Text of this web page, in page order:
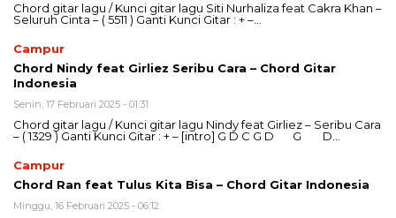
Chord gitar lagu / Kunci gitar lagu Siti Nurhaliza feat Cakra Khan –
Seluruh Cinta – ( 5511 ) Ganti Kunci Gitar : + –…
Campur
Chord Nindy feat Girliez Seribu Cara – Chord Gitar
Indonesia
Senin, 17 Februari 2025 - 01:31
Chord gitar lagu / Kunci gitar lagu Nindy feat Girliez – Seribu Cara
– ( 1329 ) Ganti Kunci Gitar : + – [intro] G D C G D G D…
Campur
Chord Ran feat Tulus Kita Bisa – Chord Gitar Indonesia
Minggu, 16 Februari 2025 - 06:12